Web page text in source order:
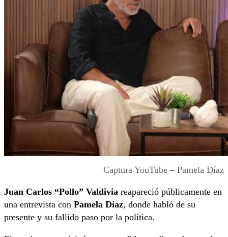
Captura YouTube – Pamela Díaz
Juan Carlos “Pollo” Valdivia reapareció públicamente en
una entrevista con Pamela Díaz, donde habló de su
presente y su fallido paso por la política.